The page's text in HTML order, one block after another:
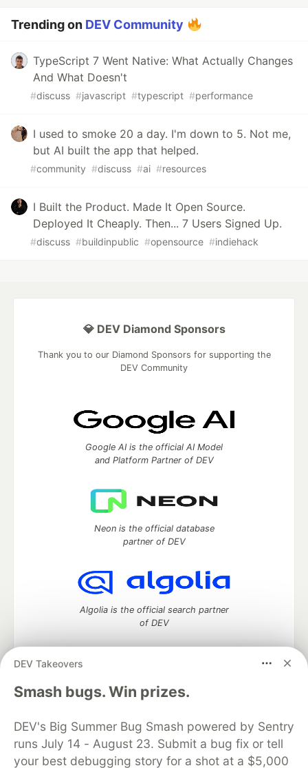
Trending on DEV Community
TypeScript 7 Went Native: What Actually Changes
And What Doesn't
#discuss #javascript #typescript #performance
I used to smoke 20 a day. I'm down to 5. Not me,
but AI built the app that helped.
#community #discuss #ai #resources
I Built the Product. Made It Open Source.
Deployed It Cheaply. Then... 7 Users Signed Up.
#discuss #buildinpublic #opensource #indiehack
DEV Takeovers
Smash bugs. Win prizes.
DEV's Big Summer Bug Smash powered by Sentry
runs July 14 - August 23. Submit a bug fix or tell
your best debugging story for a shot at a $5,000
💎 DEV Diamond Sponsors
Thank you to our Diamond Sponsors for supporting the
DEV Community
Google AI is the official AI Model
and Platform Partner of DEV
Neon is the official database
partner of DEV
Algolia is the official search partner
of DEV
DEV Community— A space to discuss and keep up software
development and manage your software career
DEV Education Tracks
DEV Help
Advertise on DEV
Organization Accounts
DEV Showcase About
Contact
Free Postgres Database
DEV Shop MLH